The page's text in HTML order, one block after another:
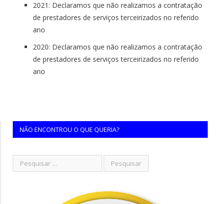
2021: Declaramos que não realizamos a contratação
de prestadores de serviços terceirizados no referido
ano
2020: Declaramos que não realizamos a contratação
de prestadores de serviços terceirizados no referido
ano
NÃO ENCONTROU O QUE QUERIA?